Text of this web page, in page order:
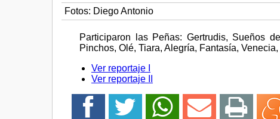
Fotos: Diego Antonio
Participaron las Peñas: Gertrudis, Sueños
Pinchos, Olé, Tiara, Alegría, Fantasía,
Ver reportaje I
Ver reportaje II